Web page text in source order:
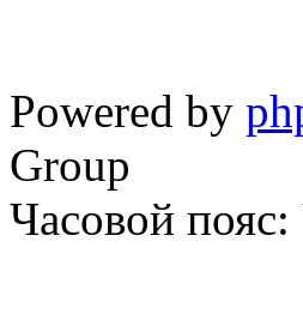
Powered by
Group
Часовой